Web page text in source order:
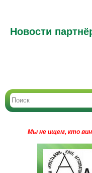
Новости
Мы не ищем, кто